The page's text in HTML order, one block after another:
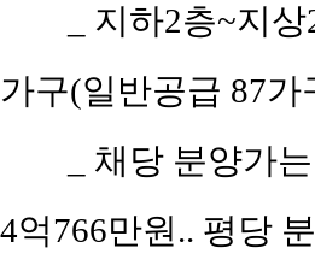
_ 지하2층~지
가구(일반공급 87
_ 채당 분양가
4억766만원.. 평당